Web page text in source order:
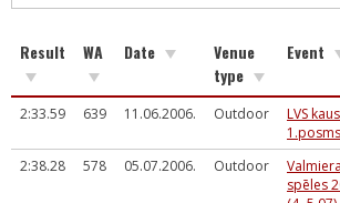
Result WA Date
Venue
type
Event
2:33.59 639 11.06.2006. Outdoor
LVS
1.posms
2:38.28 578 05.07.2006. Outdoor
spēles